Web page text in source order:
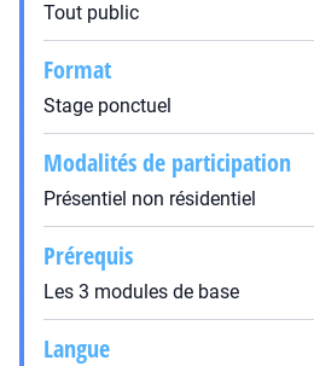
Tout public
Format
Stage ponctuel
Modalités de participation
Présentiel non résidentiel
Prérequis
Les 3 modules de base
Langue